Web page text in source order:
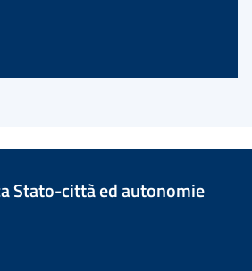
Stato-città ed autonomie